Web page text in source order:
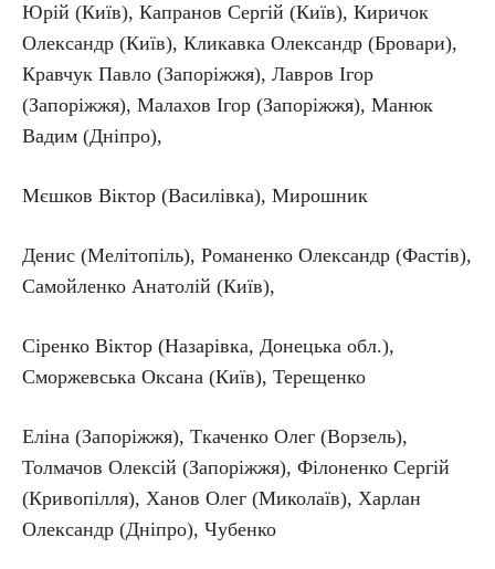
Юрій (Київ), Капранов Сергій (Київ), Киричок
Олександр (Київ), Кликавка Олександр (Бровари),
Кравчук Павло (Запоріжжя), Лавров Ігор
(Запоріжжя), Малахов Ігор (Запоріжжя), Манюк
Вадим (Дніпро),
Мєшков Віктор (Василівка), Мирошник
Денис (Мелітопіль), Романенко Олександр (Фастів),
Самойленко Анатолій (Київ),
Сіренко Віктор (Назарівка, Донецька обл.),
Сморжевська Оксана (Київ), Терещенко
Еліна (Запоріжжя), Ткаченко Олег (Ворзель),
Толмачов Олексій (Запоріжжя), Філоненко Сергій
(Кривопілля), Ханов Олег (Миколаїв), Харлан
Олександр (Дніпро), Чубенко